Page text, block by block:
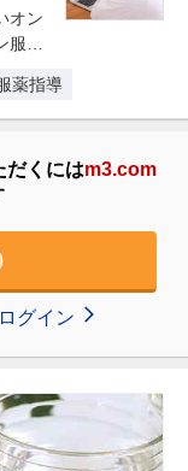
オン
薬
薬指導
だくにはm3.com
グイン